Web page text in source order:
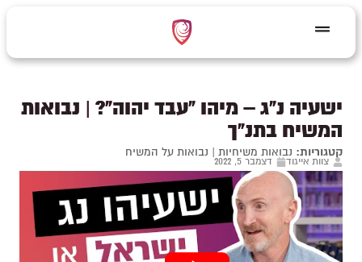
ישעיה נ"ג – מיהו "עבד יהוה"? | נבואות
המשיח בתנ"ך
קטגוריות: נבואות משיחיות | נבואות על המשיח
צוות אייגוד דצמבר 5, 2022